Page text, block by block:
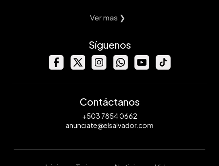
Ver mas ❯
Síguenos
Contáctanos
+503 7854 0662
anunciate@elsalvador.com